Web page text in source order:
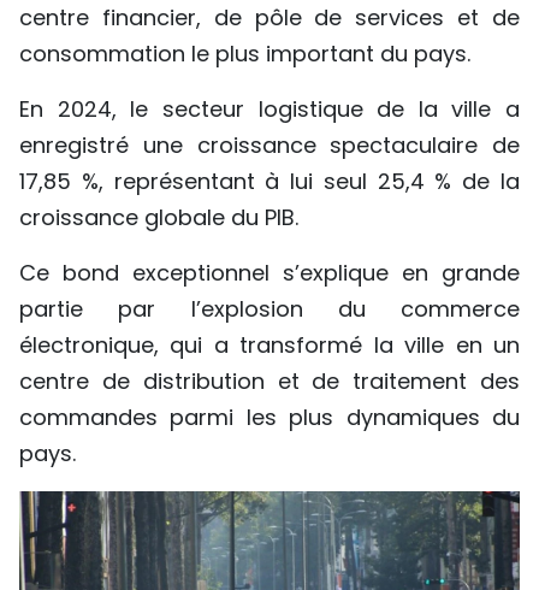
centre financier, de pôle de services et de
consommation le plus important du pays.
En 2024, le secteur logistique de la ville a
enregistré une croissance spectaculaire de
17,85 %, représentant à lui seul 25,4 % de la
croissance globale du PIB.
Ce bond exceptionnel s’explique en grande
partie par l’explosion du commerce
électronique, qui a transformé la ville en un
centre de distribution et de traitement des
commandes parmi les plus dynamiques du
pays.